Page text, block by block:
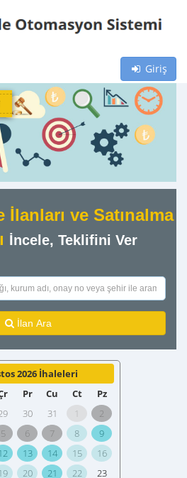
Giriş
ve Satınalma
İncele, Teklifini Ver
İlan Ara
2026 İhaleleri
Pr Cu Ct
Pz
30 31 1
2
5 6 7 8
9
13 14 15
16
20 21 22
23